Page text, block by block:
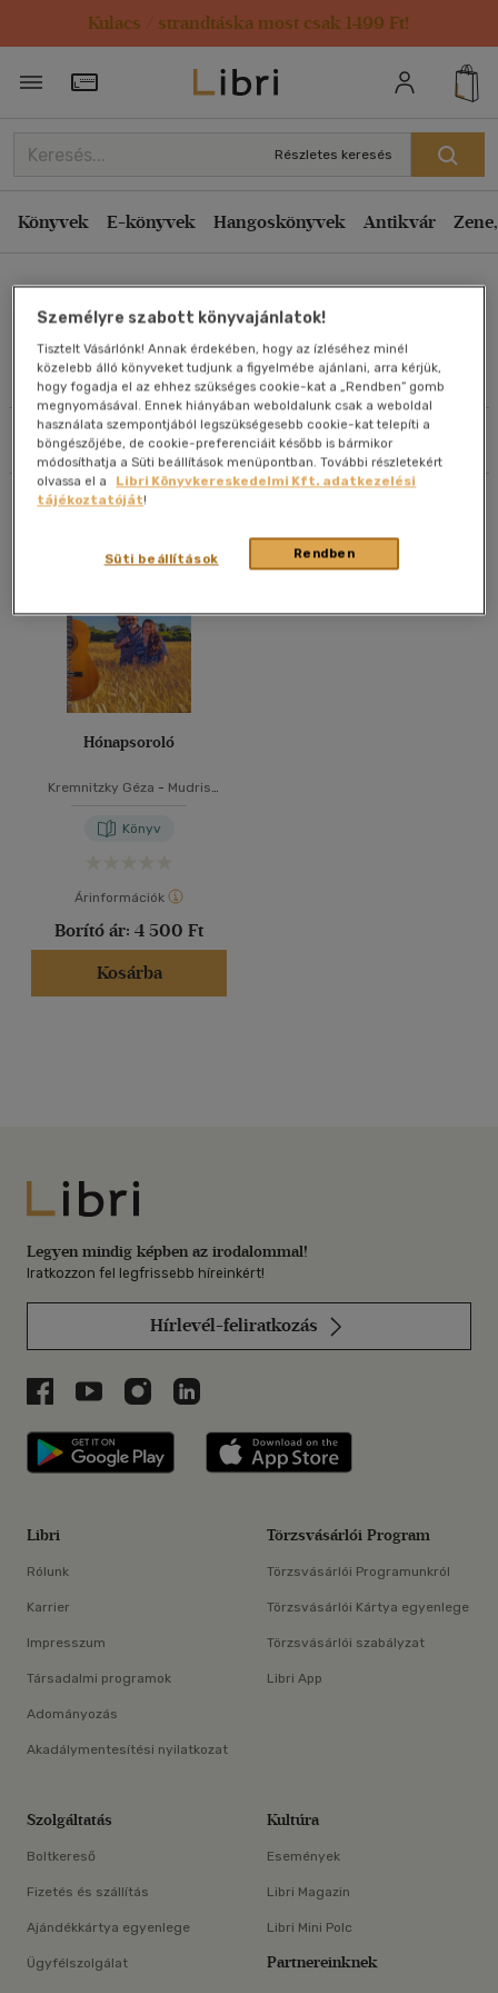
Kulacs / strandtáska most csak 1499 Ft!
Törzsvásárlói Kártya adatai
Részletes keresés
Könyvek E-könyvek Hangoskönyvek Antikvár
Kremnitzky Géza
Művei
Szűrés Rendezés
Rendezés
Kiadás éve szerint csökkenő
Ár szerint csökkenő
Eladott darabszám szerint csökkenő
Eladott darabszám szerint növekvő
Cím szerint A-Z
Szerző szerint A-Z
Megjelenítés
20 db / oldal
Alkalmaz
Hónapsoroló
Kremnitzky Géza - Mudris
Könyv
Árinformációk
Borító ár: 4 500 Ft
Kosárba
Libri
Legyen mindig képben az irodalommal!
Iratkozzon fel legfrissebb híreinkért!
Hírlevél-feliratkozás
Libri a Facebookon
Libri a Youtube-on
Libri az Instagramon
Libri a LinkedInen
Libri applikáció Szerezd meg: Google
Libri
Rólunk
Karrier
Impresszum
Társadalmi programok
Adományozás
Akadálymentesítési nyilatkozat
Törzsvásárlói Program
Törzsvásárlói Programunkról
Törzsvásárlói Kártya egyenlege
Törzsvásárlói szabályzat
Libri App
Szolgáltatás
Boltkereső
Fizetés és szállítás
Ajándékkártya egyenlege
Ügyfélszolgálat
Kultúra
Események
Libri Magazin
Libri Mini Polc
Partnereinknek
Személyre szabott könyvajánlatok!
Tisztelt Vásárlónk! Annak érdekében, hogy az ízléséhez minél
közelebb álló könyveket tudjunk a figyelmébe ajánlani, arra kérjük,
hogy fogadja el az ehhez szükséges cookie-kat a „Rendben” gomb
megnyomásával. Ennek hiányában weboldalunk csak a weboldal
használata szempontjából legszükségesebb cookie-kat telepíti a
böngészőjébe, de cookie-preferenciáit később is bármikor
módosíthatja a Süti beállítások menüpontban. További részletekért
olvassa el a
Libri Könyvkereskedelmi Kft. adatkezelési
tájékoztatóját!
Rendben
Süti beállítások